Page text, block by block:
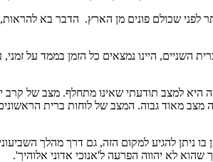
לפני שכולם פונים מן הארץ. הדבר בא
השניים, היינו נמצאים כל הזמן בממד על
היא למצב תודעתי שאינו מתחלף. מצב של
מצב מאוד גבוה. המצב של לוחות ברית
בו ניתן להגיע למקום הזה, גם דרך מהלך
לא יהווה הפרעה ל'אנוכי אדוני אלוהיך'.